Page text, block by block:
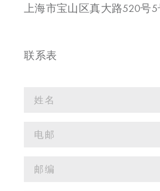
上海市宝山区真大路520号
联系表